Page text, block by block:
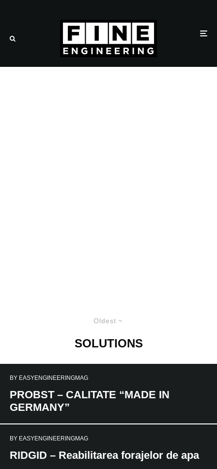
Oldest
SOLUTIONS
BY EASYENGINEERINGMAG
PROBST – CALITATE “MADE IN
GERMANY”
BY EASYENGINEERINGMAG
RIDGID – Reabilitarea forajelor de apa